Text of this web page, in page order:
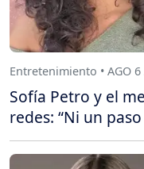
Entretenimiento • AGO
Sofía Petro y el
redes: “Ni un